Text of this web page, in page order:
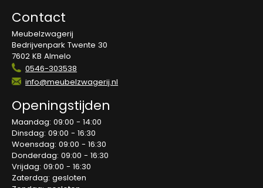
Contact
Meubelzwagerij
Bedrijvenpark Twente 30
7602 KB Almelo
0546-303538
info@meubelzwagerij.nl
Openingstijden
Maandag: 09:00 - 14:00
Dinsdag: 09:00 - 16:30
Woensdag: 09:00 - 16:30
Donderdag: 09:00 - 16:30
Vrijdag: 09:00 - 16:30
Zaterdag: gesloten